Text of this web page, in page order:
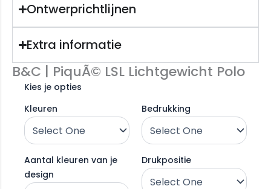
Ontwerprichtlijnen
Extra informatie
B&C | PiquÃ© LSL Lichtgewicht Polo
Kies je opties
Kleuren
Bedrukking
Aantal kleuren van je
design
Drukpositie